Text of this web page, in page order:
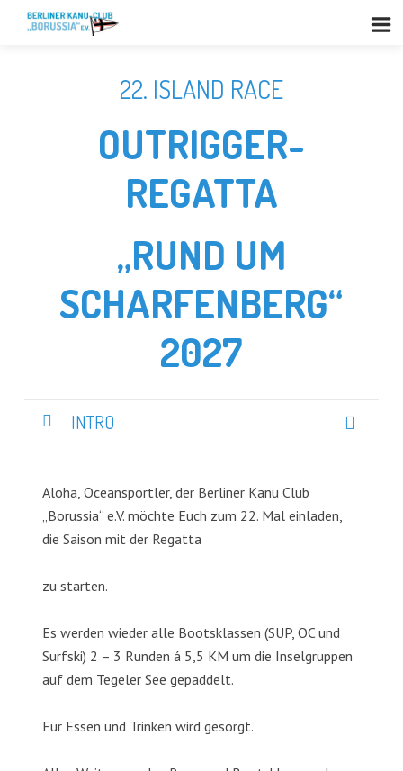
22. ISLAND RACE
OUTRIGGER-
REGATTA
„RUND UM
SCHARFENBERG“
2027
INTRO
Aloha, Oceansportler, der Berliner Kanu Club
„Borussia“ e.V. möchte Euch zum 22. Mal einladen,
die Saison mit der Regatta
zu starten.
Es werden wieder alle Bootsklassen (SUP, OC und
Surfski) 2 – 3 Runden á 5,5 KM um die Inselgruppen
auf dem Tegeler See gepaddelt.
Für Essen und Trinken wird gesorgt.